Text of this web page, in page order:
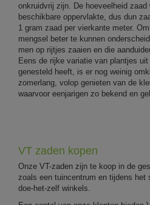
onkruidvrij zijn. De hoeveelheid
beschikbare oppervlakte, dus dun
1 gram zaad per vierkante meter.
mengsel beter te kunnen
men op rijtjes zaaien en die
Eens de rijke variatie van plantjes
genesteld heeft, is er nog weinig
zomerlang, volop genieten van de
waarvoor eenjarigen zo bekend en
VT zaden kopen
Onze VT-zaden zijn te koop in de
zoals een tuincentrum en tijdens het
doe-het-zelf winkels.